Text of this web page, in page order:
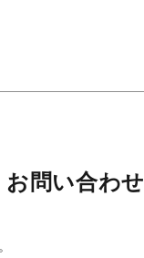
お問い合わせ